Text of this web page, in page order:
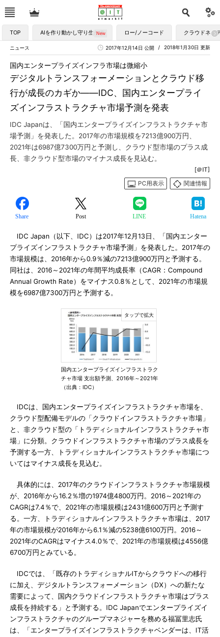
TOP AIを作り動かし守り生かす ロー/ノーコード クラウドネイ
ニュース 2018年1月30日 更新
2017年12月14日 公開
デジタルトランスフォーメーションとクラウド移
行が成長のカギか――IDC、国内エンタープライ
ズインフラストラクチャ市場予測を発表
国内エンタープライズインフラ市場は微縮小
IDC Japanは、「国内エンタープライズインフラストラクチャ市
場予測」を発表した。2017年の市場規模を7213億900万円、
2021年は6987億7300万円と予測し、クラウド型市場のプラス成
長、非クラウド型市場のマイナス成長を見込む。
[＠IT]
PC用表示
関連情報
Share Post LINE Hatena
IDC Japan（以下、IDC）は2017年12月13日、「国内エンター
プライズインフラストラクチャ市場予測」を発表した。2017年の
市場規模は、2016年から0.9％減の7213億900万円と予測する。
同社は、2016～2021年の年間平均成長率（CAGR：Compound
Annual Growth Rate）をマイナス0.8％として、2021年の市場規
模を6987億7300万円と予測する。
国内エンタープライズインフラストラク
チャ市場 支出額予測、2016年～2021年
（出典：IDC）
IDCは、国内エンタープライズインフラストラクチャ市場を、
クラウド型配備モデルの「クラウドインフラストラクチャ市場」
と、非クラウド型の「トラディショナルインフラストラクチャ市
場」に分類。クラウドインフラストラクチャ市場のプラス成長を
予測する一方、トラディショナルインフラストラクチャ市場につ
いてはマイナス成長を見込む。
具体的には、2017年のクラウドインフラストラクチャ市場規模
が、2016年から16.2％増の1974億4800万円。2016～2021年の
CAGRは7.4％で、2021年の市場規模は2431億600万円と予測す
る。一方、トラディショナルインフラストラクチャ市場は、2017
年の市場規模が2016年から6.1％減の5238億6100万円。2016～
2021年のCAGRはマイナス4.0％で、2021年の市場規模は4556億
6700万円とみている。
IDCでは、「既存のトラディショナルITからクラウドへの移行
に加え、デジタルトランスフォーメーション（DX）への新たな
需要によって、国内クラウドインフラストラクチャ市場はプラス
成長を持続する」と予測する。IDC Japanでエンタープライズイ
ンフラストラクチャのグループマネジャーを務める福冨里志氏
は、「エンタープライズインフラストラクチャベンダーは、IT活